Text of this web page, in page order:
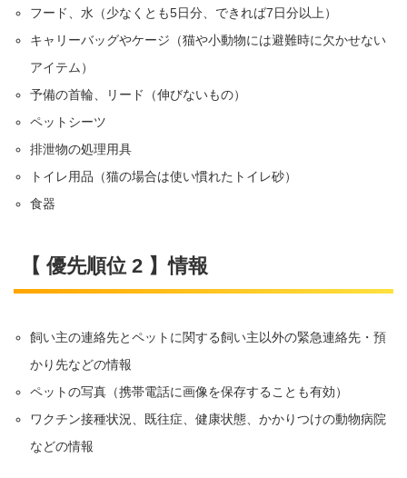
フード、水（少なくとも5日分、できれば7日分以上）
キャリーバッグやケージ（猫や小動物には避難時に欠かせない
アイテム）
予備の首輪、リード（伸びないもの）
ペットシーツ
排泄物の処理用具
トイレ用品（猫の場合は使い慣れたトイレ砂）
食器
【 優先順位 2 】情報
飼い主の連絡先とペットに関する飼い主以外の緊急連絡先・預
かり先などの情報
ペットの写真（携帯電話に画像を保存することも有効）
ワクチン接種状況、既往症、健康状態、かかりつけの動物病院
などの情報